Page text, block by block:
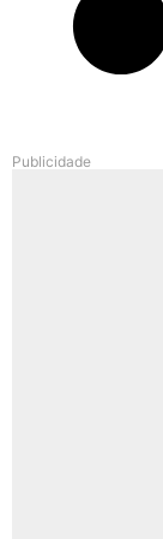
Publicidade